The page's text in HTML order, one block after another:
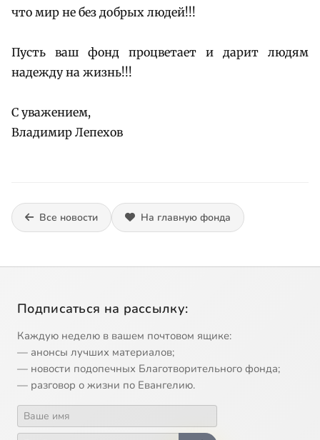
что мир не без добрых людей!!!
Пусть ваш фонд процветает и дарит людям
надежду на жизнь!!!
С уважением,
Владимир Лепехов
Все новости На главную фонда
Подписаться на рассылку:
Каждую неделю в вашем почтовом ящике:
— анонсы лучших материалов;
— новости подопечных Благотворительного фонда;
— разговор о жизни по Евангелию.